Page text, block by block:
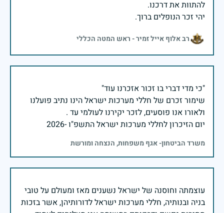
יהי זכר הנופלים ברוך.
רב אלוף אייל זמיר - ראש המטה הכללי
שימור זכרם של חללי מערכות ישראל הינו נתיב פועלנו
יום הזיכרון לחללי מערכות ישראל התשפ"ו -2026
משרד הביטחון- אגף משפחות, הנצחה ומורשת
עוצמתה וחוסנה של ישראל נשענים מאז ומעולם על טובי
בניה ובנותיה, חללי מערכות ישראל לדורותיהן, אשר בזכות